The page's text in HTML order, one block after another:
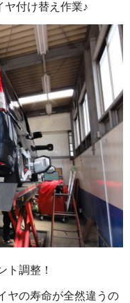
ヤ付け替え作業♪
ト調整！
ヤの寿命が全然違うの